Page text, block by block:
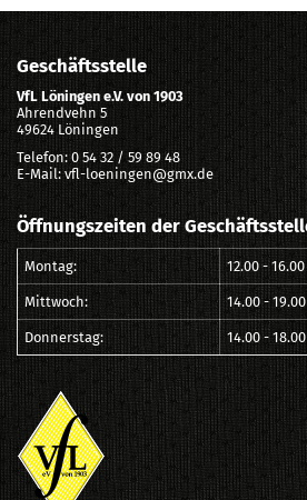
Geschäftsstelle
VfL Löningen e.V. von 1903
Ahrendvehn 5
49624 Löningen
Telefon: 0 54 32 / 59 89 48
E-Mail: vfl-loeningen@gmx.de
Öffnungszeiten der
Montag: 12.00 -
Mittwoch: 14.00 -
Donnerstag: 14.00 -